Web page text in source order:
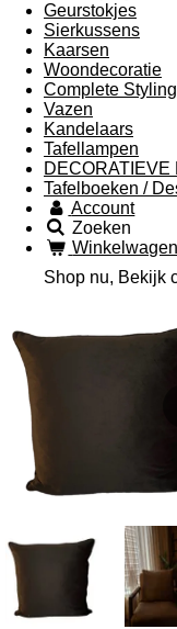
Geurstokjes
Sierkussens
Kaarsen
Woondecoratie
Complete
Vazen
Kandelaars
Tafellampen
DECORATIEVE
Tafelboeken /
Account
Zoeken
Winkelwagen
Shop nu, Bekijk